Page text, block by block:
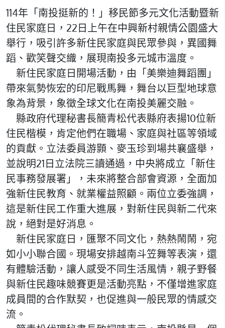
114年「南投挺新的！」移民節多元文化活動暨新
住民家庭日，22日上午在中興新村親情公園盛大
舉行，吸引許多新住民家庭與民眾參與，異國舞
蹈、歡笑聲交織，展現南投多元城市溫度。
新住民家庭日開場活動，由「美樂迪舞蹈團」
帶來氣勢恢宏的印尼戰馬舞，舞台以巨型地球意
象為背景，象徵全球文化在南投美麗交融。
縣政府代理秘書長簡青松代表縣府表揚10位新
住民楷模，肯定他們在職場、家庭與社區等領域
的貢獻。立法委員游顥、麥玉珍到場共襄盛舉，
並說明21日立法院三讀通過，中央將成立「新住
民事務發展署」，未來將整合部會資源，全面加
強新住民教育、就業權益照顧。兩位立委強調，
這是新住民工作重大進展，對新住民與新二代來
說，絕對是好消息。
新住民家庭日，匯聚不同文化，熱熱鬧鬧，宛
如小小聯合國。現場安排越南斗笠舞等表演，還
有體驗活動，讓人感受不同生活風情，親子野餐
與新住民趣味競賽更是活動亮點，不僅增進家庭
成員間的合作默契，也促進與一般民眾的情感交
流。